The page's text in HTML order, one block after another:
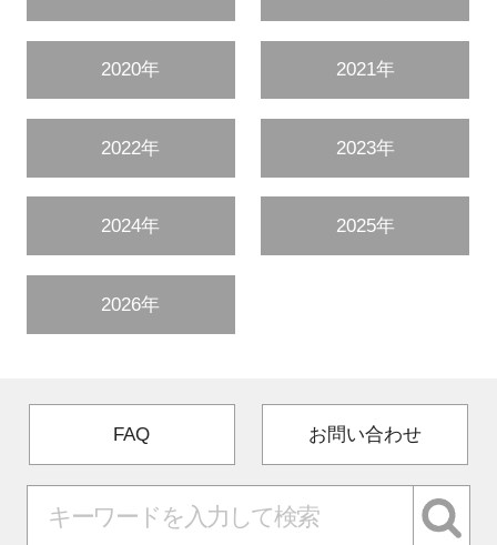
2020年 2021年
2022年 2023年
2024年 2025年
2026年
FAQ お問い合わせ